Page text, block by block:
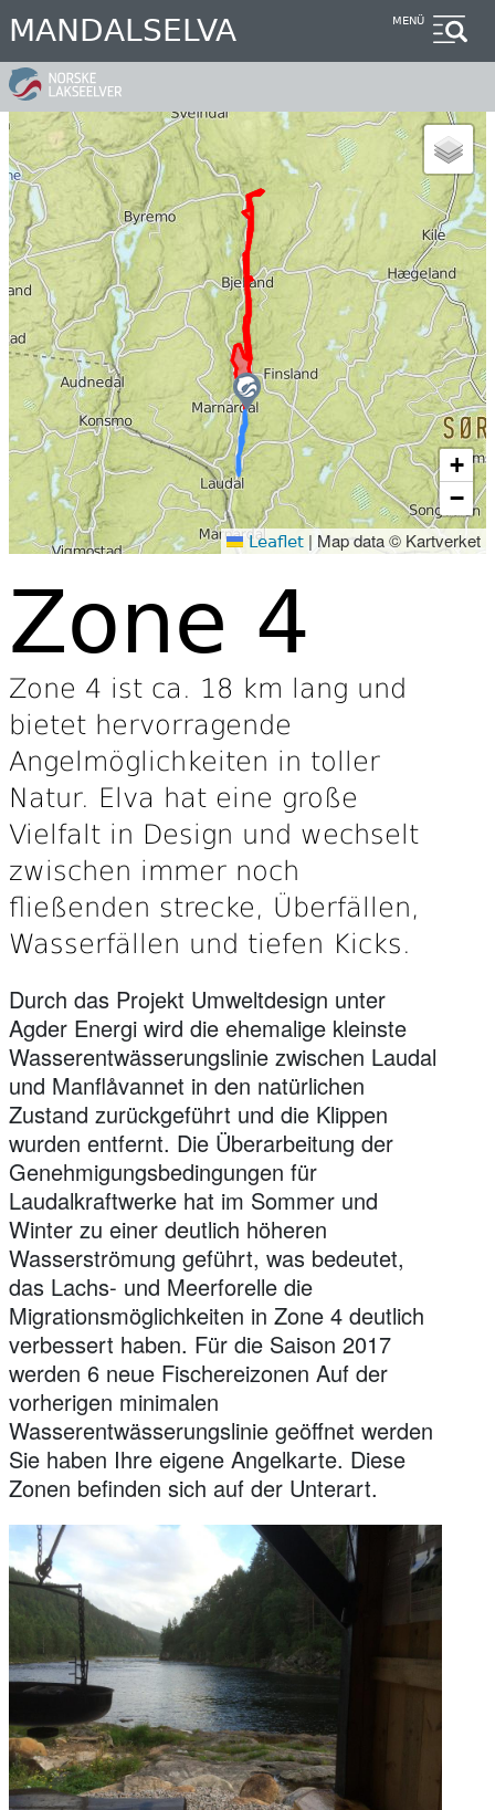
Direkt
zum
Inhalt
MANDALSELVA MENÜ
+
−
Leaflet | Map data © Kartverket
Zone 4
Zone 4 ist ca. 18 km lang und
bietet hervorragende
Angelmöglichkeiten in toller
Natur. Elva hat eine große
Vielfalt in Design und wechselt
zwischen immer noch
fließenden strecke, Überfällen,
Wasserfällen und tiefen Kicks.
Durch das Projekt Umweltdesign unter
Agder Energi wird die ehemalige kleinste
Wasserentwässerungslinie zwischen Laudal
und Manflåvannet in den natürlichen
Zustand zurückgeführt und die Klippen
wurden entfernt. Die Überarbeitung der
Genehmigungsbedingungen für
Laudalkraftwerke hat im Sommer und
Winter zu einer deutlich höheren
Wasserströmung geführt, was bedeutet,
das Lachs- und Meerforelle die
Migrationsmöglichkeiten in Zone 4 deutlich
verbessert haben. Für die Saison 2017
werden 6 neue Fischereizonen Auf der
vorherigen minimalen
Wasserentwässerungslinie geöffnet werden
Sie haben Ihre eigene Angelkarte. Diese
Zonen befinden sich auf der Unterart.